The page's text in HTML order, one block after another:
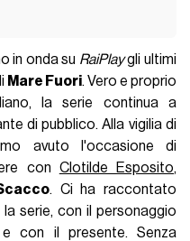
in onda su RaiPlaygli ultimi
Mare Fuori. Vero e proprio
la serie continua a
di pubblico. Alla vigilia di
avuto l'occasione di
con Clotilde Esposito,
. Ci ha raccontato
serie, con il personaggio
con il presente. Senza